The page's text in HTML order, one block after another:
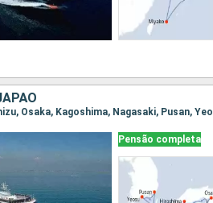
Osaka, Kagoshima, Nagasaki, Pusan,
Pensão completa